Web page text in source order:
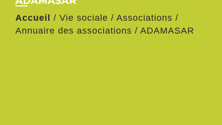
Accueil / Vie sociale / Associations /
Annuaire des associations / ADAMASAR